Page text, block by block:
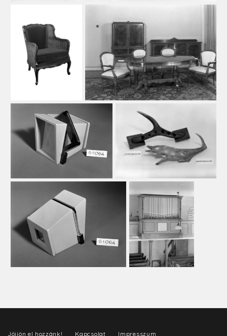
Jöjjön el hozzánk! Kapcsolat Impresszum